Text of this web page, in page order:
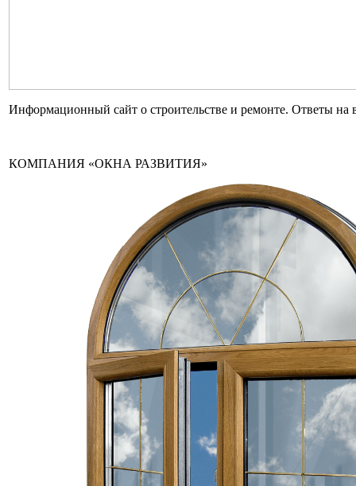
Информационный сайт о строительстве и ремонте. Ответы на
КОМПАНИЯ «ОКНА РАЗВИТИЯ»